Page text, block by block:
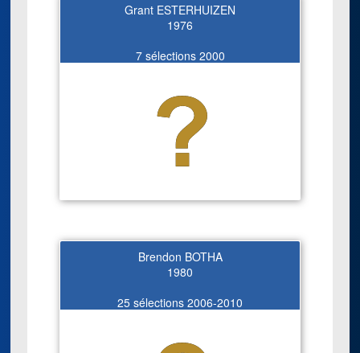
Grant ESTERHUIZEN
1976
7 sélections 2000
Brendon BOTHA
1980
25 sélections 2006-2010